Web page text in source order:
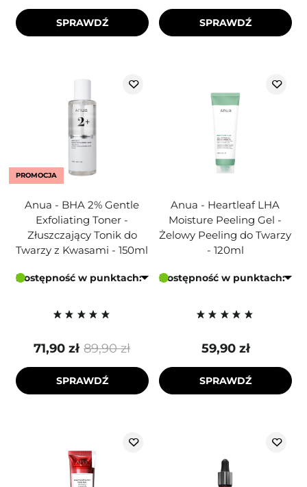
SPRAWDŹ SPRAWDŹ
PROMOCJA
Anua - BHA 2% Gentle
Exfoliating Toner -
Złuszczający Tonik do
Twarzy z Kwasami - 150ml
Dostępność w punktach:
89,90 zł
71,90 zł
SPRAWDŹ
Anua - Heartleaf LHA
Moisture Peeling Gel -
Żelowy Peeling do Twarzy
- 120ml
Dostępność w punktach:
59,90 zł
SPRAWDŹ